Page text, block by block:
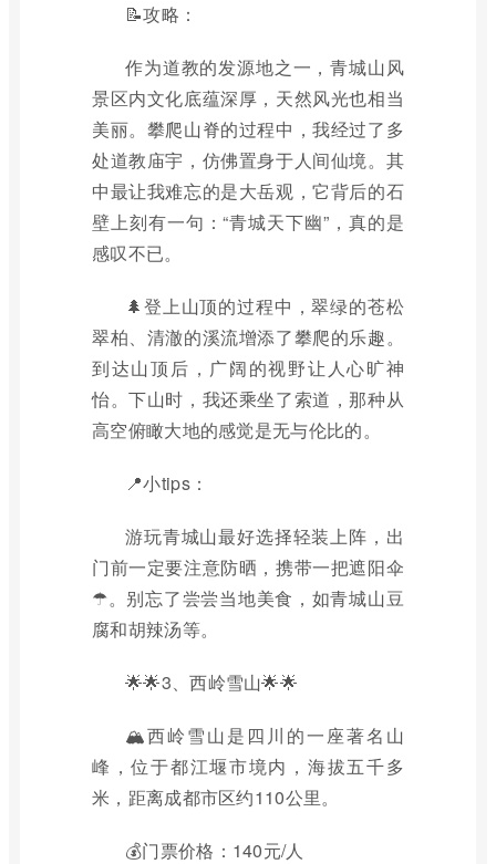
📝攻略：
作为道教的发源地之一，青城山风
景区内文化底蕴深厚，天然风光也相当
美丽。攀爬山脊的过程中，我经过了多
处道教庙宇，仿佛置身于人间仙境。其
中最让我难忘的是大岳观，它背后的石
壁上刻有一句：“青城天下幽”，真的是
感叹不已。
🌲登上山顶的过程中，翠绿的苍松
翠柏、清澈的溪流增添了攀爬的乐趣。
到达山顶后，广阔的视野让人心旷神
怡。下山时，我还乘坐了索道，那种从
高空俯瞰大地的感觉是无与伦比的。
📍小tips：
游玩青城山最好选择轻装上阵，出
门前一定要注意防晒，携带一把遮阳伞
☂。别忘了尝尝当地美食，如青城山豆
腐和胡辣汤等。
🌟🌟3、西岭雪山🌟🌟
🏔西岭雪山是四川的一座著名山
峰，位于都江堰市境内，海拔五千多
米，距离成都市区约110公里。
💰门票价格：140元/人